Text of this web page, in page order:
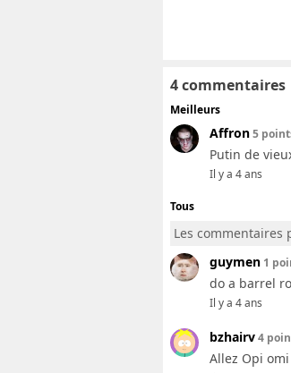
4 commentaires
Meilleurs
Affron5
Putin de
Il y a 4 ans
Tous
Les commentaires
guymen 1
do a barrel
Il y a 4 ans
bzhairv4
Allez Opi omi